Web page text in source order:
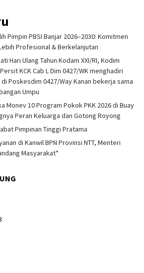
Pimpin PBSI Banjar 2026–2030: Komitmen
Profesional & Berkelanjutan
Hari Ulang Tahun Kodam XXI/RI, Kodim
KCK Cab L Dim 0427/WK menghadiri
Poskesdim 0427/Way Kanan bekerja sama
Umpu
Monev 10 Program Pokok PKK 2026 di Buay
Peran Keluarga dan Gotong Royong
Pimpinan Tinggi Pratama
di Kanwil BPN Provinsi NTT, Menteri
Masyarakat*